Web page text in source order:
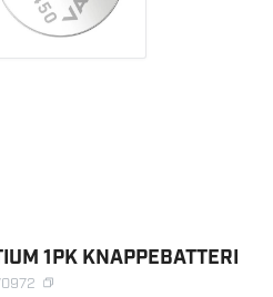
1PK KNAPPEBATTERI